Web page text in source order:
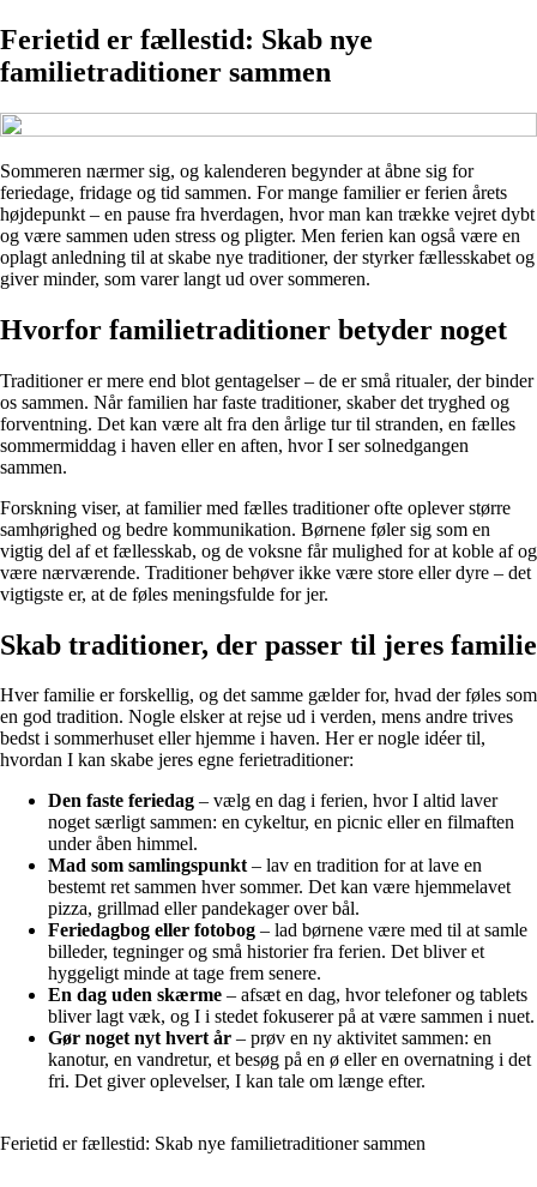
Ferietid er fællestid: Skab nye
familietraditioner sammen
Sommeren nærmer sig, og kalenderen begynder at åbne sig for
feriedage, fridage og tid sammen. For mange familier er ferien årets
højdepunkt – en pause fra hverdagen, hvor man kan trække vejret dybt
og være sammen uden stress og pligter. Men ferien kan også være en
oplagt anledning til at skabe nye traditioner, der styrker fællesskabet og
giver minder, som varer langt ud over sommeren.
Hvorfor familietraditioner betyder noget
Traditioner er mere end blot gentagelser – de er små ritualer, der binder
os sammen. Når familien har faste traditioner, skaber det tryghed og
forventning. Det kan være alt fra den årlige tur til stranden, en fælles
sommermiddag i haven eller en aften, hvor I ser solnedgangen
sammen.
Forskning viser, at familier med fælles traditioner ofte oplever større
samhørighed og bedre kommunikation. Børnene føler sig som en
vigtig del af et fællesskab, og de voksne får mulighed for at koble af og
være nærværende. Traditioner behøver ikke være store eller dyre – det
vigtigste er, at de føles meningsfulde for jer.
Skab traditioner, der passer til jeres familie
Hver familie er forskellig, og det samme gælder for, hvad der føles som
en god tradition. Nogle elsker at rejse ud i verden, mens andre trives
bedst i sommerhuset eller hjemme i haven. Her er nogle idéer til,
hvordan I kan skabe jeres egne ferietraditioner:
Den faste feriedag – vælg en dag i ferien, hvor I altid laver
noget særligt sammen: en cykeltur, en picnic eller en filmaften
under åben himmel.
Mad som samlingspunkt– lav en tradition for at lave en
bestemt ret sammen hver sommer. Det kan være hjemmelavet
pizza, grillmad eller pandekager over bål.
Feriedagbog eller fotobog – lad børnene være med til at samle
billeder, tegninger og små historier fra ferien. Det bliver et
hyggeligt minde at tage frem senere.
En dag uden skærme – afsæt en dag, hvor telefoner og tablets
bliver lagt væk, og I i stedet fokuserer på at være sammen i nuet.
Gør noget nyt hvert år – prøv en ny aktivitet sammen: en
kanotur, en vandretur, et besøg på en ø eller en overnatning i det
fri. Det giver oplevelser, I kan tale om længe efter.
Ferietid er fællestid: Skab nye familietraditioner sammen